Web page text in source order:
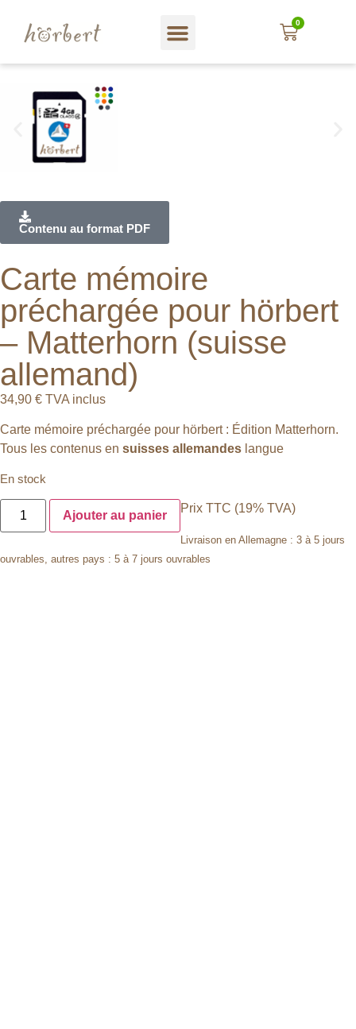
0
Contenu au format PDF
Carte mémoire
préchargée pour hörbert
– Matterhorn (suisse
allemand)
34,90 € TVA inclus
Carte mémoire préchargée pour hörbert : Édition Matterhorn.
Tous les contenus en suisses allemandes langue
En stock
Ajouter au panier
Prix TTC (19% TVA)
Livraison en Allemagne : 3 à 5 jours
ouvrables, autres pays : 5 à 7 jours ouvrables